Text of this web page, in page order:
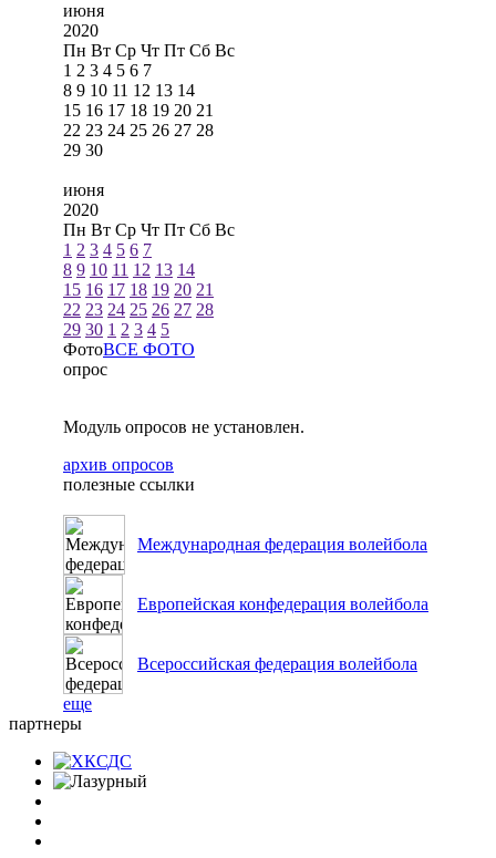
июня
2020
Пн Вт Ср Чт Пт Сб Вс
1 2 3 4 5 6 7
8 9 10 11 12 13 14
15 16 17 18 19 20 21
22 23 24 25 26 27 28
29 30
июня
2020
Пн Вт Ср Чт Пт Сб Вс
1 2 3 4 5 6 7
8 9 10 11 12 13 14
15 16 17 18 19 20 21
22 23 24 25 26 27 28
29 30 1 2 3 4 5
ФотоВСЕ ФОТО
опрос
Модуль опросов не установлен.
архив опросов
полезные ссылки
Международная федерация волейбола
Европейская конфедерация волейбола
Всероссийская федерация волейбола
еще
партнеры